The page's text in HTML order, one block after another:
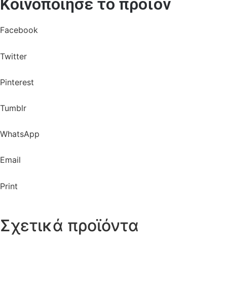
Κοινοποίησε το προϊόν
Facebook
Twitter
Pinterest
Tumblr
WhatsApp
Email
Print
Σχετικά προϊόντα